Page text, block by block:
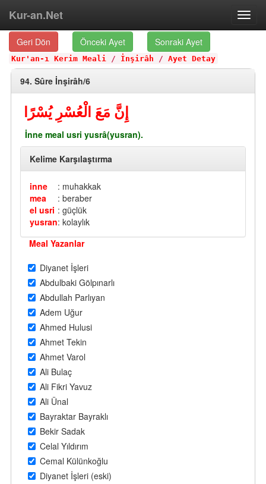
Kur-an.Net
Geri Dön Önceki Ayet Sonraki Ayet
Kur'an-ı Kerim Meali / İnşirâh / Ayet Detay
94. Sûre İnşirâh/6
إِنَّ مَعَ الْعُسْرِ يُسْرًا
İnne meal usri yusrâ(yusran).
Kelime Karşılaştırma
inne
: muhakkak
mea
: beraber
el usri : güçlük
yusran: kolaylık
Meal Yazanlar
Diyanet İşleri
Abdulbaki Gölpınarlı
Abdullah Parlıyan
Adem Uğur
Ahmed Hulusi
Ahmet Tekin
Ahmet Varol
Ali Bulaç
Ali Fikri Yavuz
Ali Ünal
Bayraktar Bayraklı
Bekir Sadak
Celal Yıldırım
Cemal Külünkoğlu
Diyanet İşleri (eski)